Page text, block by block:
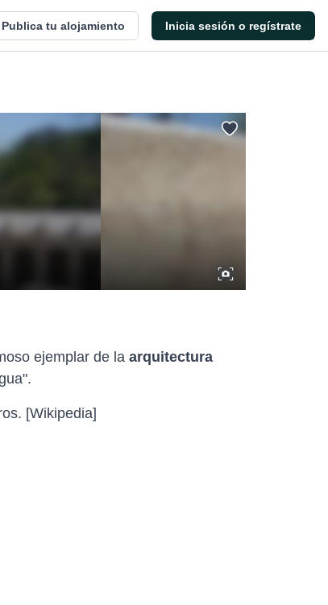
Publica tu alojamiento Inicia sesión o regístrate
ejemplar de la arquitectura
[Wikipedia]